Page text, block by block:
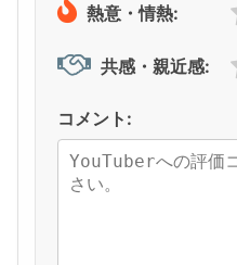
熱意・情熱:
共感・親近感:
コメント: